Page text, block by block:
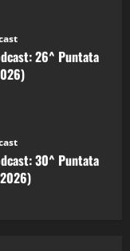
26^ Puntata
30^ Puntata